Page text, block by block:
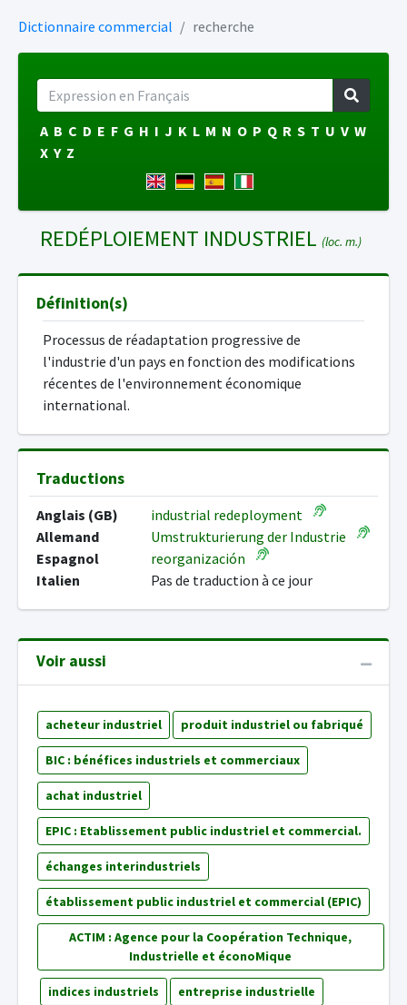
Dictionnaire commercial recherche
A B C D E F G H I J K L M N O P Q R S T U V W
X Y Z
REDÉPLOIEMENT INDUSTRIEL (loc. m.)
Définition(s)
Processus de réadaptation progressive de
l'industrie d'un pays en fonction des modifications
récentes de l'environnement économique
international.
Traductions
Anglais (GB)
industrial redeployment
Allemand
Umstrukturierung der Industrie
Espagnol
reorganización
Italien
Pas de traduction à ce jour
Voir aussi
acheteur industriel produit industriel ou fabriqué
BIC : bénéfices industriels et commerciaux
achat industriel
EPIC : Etablissement public industriel et commercial.
échanges interindustriels
établissement public industriel et commercial (EPIC)
ACTIM : Agence pour la Coopération Technique,
Industrielle et éconoMique
indices industriels entreprise industrielle